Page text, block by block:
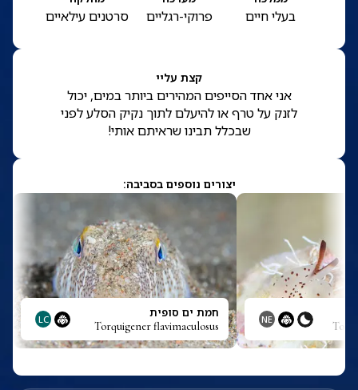
בעלי חיים פרוקי-רגליים סרטנים עילאיים
קצת עליי
אני אחד הסייפים המהירים ביותר במים, יכול
לזנק על טרף או להיעלם לתוך נקיק הסלע לפני
שבכלל תבינו שראיתם אותי!
יצורים נוספים בסביבה:
NE חמת ים סופית
Torquigener flavimaculosus
LC